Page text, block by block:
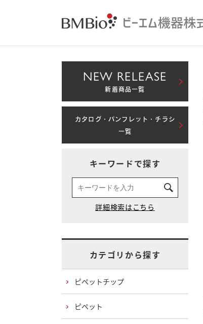
NEW RELEASE
新着商品一覧
カタログ・パンフレット・チラシ
一覧
キーワードで探す
カテゴリから探す
ピペットチップ
ピペット